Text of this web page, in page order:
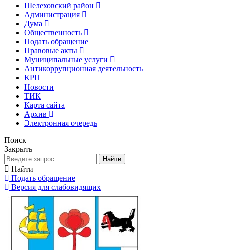
Шелеховский район
Администрация
Дума
Общественность
Подать обращение
Правовые акты
Муниципальные услуги
Антикоррупционная деятельность
КРП
Новости
ТИК
Карта сайта
Архив
Электронная очередь
Поиск
Закрыть
Найти
Найти
Подать обращение
Версия для слабовидящих